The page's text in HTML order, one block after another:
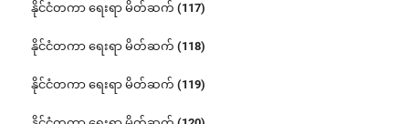
နိုင်ငံတကာ ရေးရာ မိတ်ဆက် (117)
နိုင်ငံတကာ ရေးရာ မိတ်ဆက် (118)
နိုင်ငံတကာ ရေးရာ မိတ်ဆက် (119)